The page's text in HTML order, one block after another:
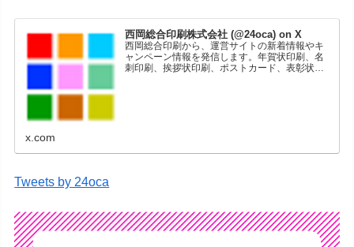
西岡総合印刷株式会社 (@24oca) on X
西岡総合印刷から、運営サイトの新着情報やキ
ャンペーン情報を発信します。年賀状印刷、名
刺印刷、挨拶状印刷、ポストカード、表彰状印
x.com
Tweets by 24oca